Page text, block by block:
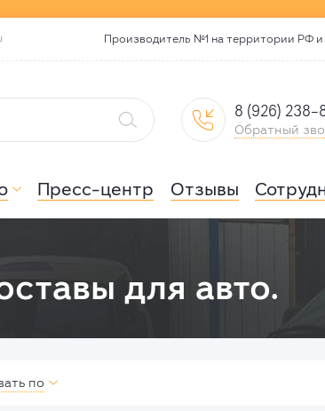
Производитель №1 на территории РФ
  8 (926)
Обратный
 Пресс-центр Отзывы
для авто.
по 